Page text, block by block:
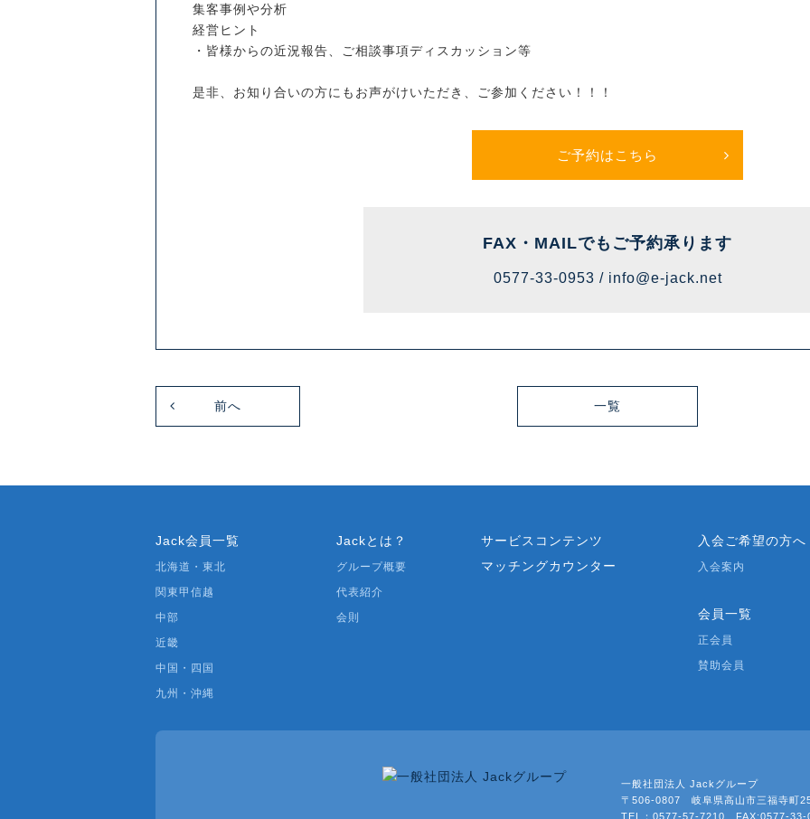
集客事例や分析
経営ヒント
・皆様からの近況報告、ご相談事項ディスカッション等
是非、お知り合いの方にもお声がけいただき、ご参加ください！！！
ご予約はこちら
FAX・MAILでも ご予約承ります
0577-33-0953 / info@e-jack.net
前へ 一覧
Jack会員一覧
北海道・東北
関東甲信越
中部
近畿
中国・四国
九州・沖縄
Jackとは？
グループ概要
代表紹介
会則
サービスコンテンツ
マッチングカウンター
入会ご希望の方へ
入会案内
会員一覧
正会員
賛助会員
一般社団法人 Jackグループ
〒506-0807 岐阜県高山市三福寺町
TEL：0577-57-7210 FAX:0577-33-